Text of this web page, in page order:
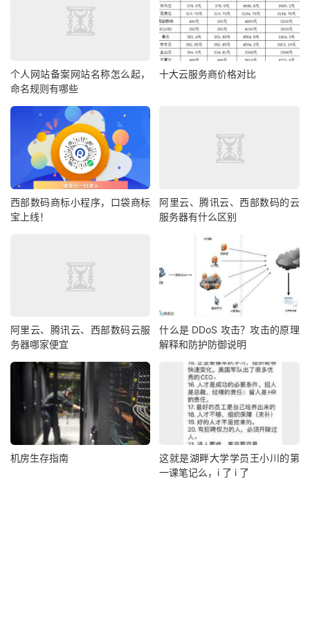
个人网站备案网站名称怎么起，
命名规则有哪些
十大云服务商价格对比
西部数码商标小程序，口袋商标
宝上线！
阿里云、腾讯云、西部数码的云
服务器有什么区别
阿里云、腾讯云、西部数码云服
务器哪家便宜
什么是 DDoS 攻击？攻击的原理
解释和防护防御说明
机房生存指南
这就是湖畔大学学员王小川的第
一课笔记么，i 了 i 了